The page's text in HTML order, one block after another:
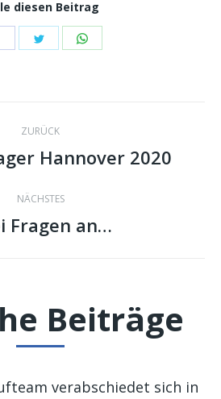
diesen Beitrag
Share
Share
ZURÜCK
Vorheriger
Hannover 2020
NÄCHSTES
Nächster
Fragen an…
Beiträge
verabschiedet sich in